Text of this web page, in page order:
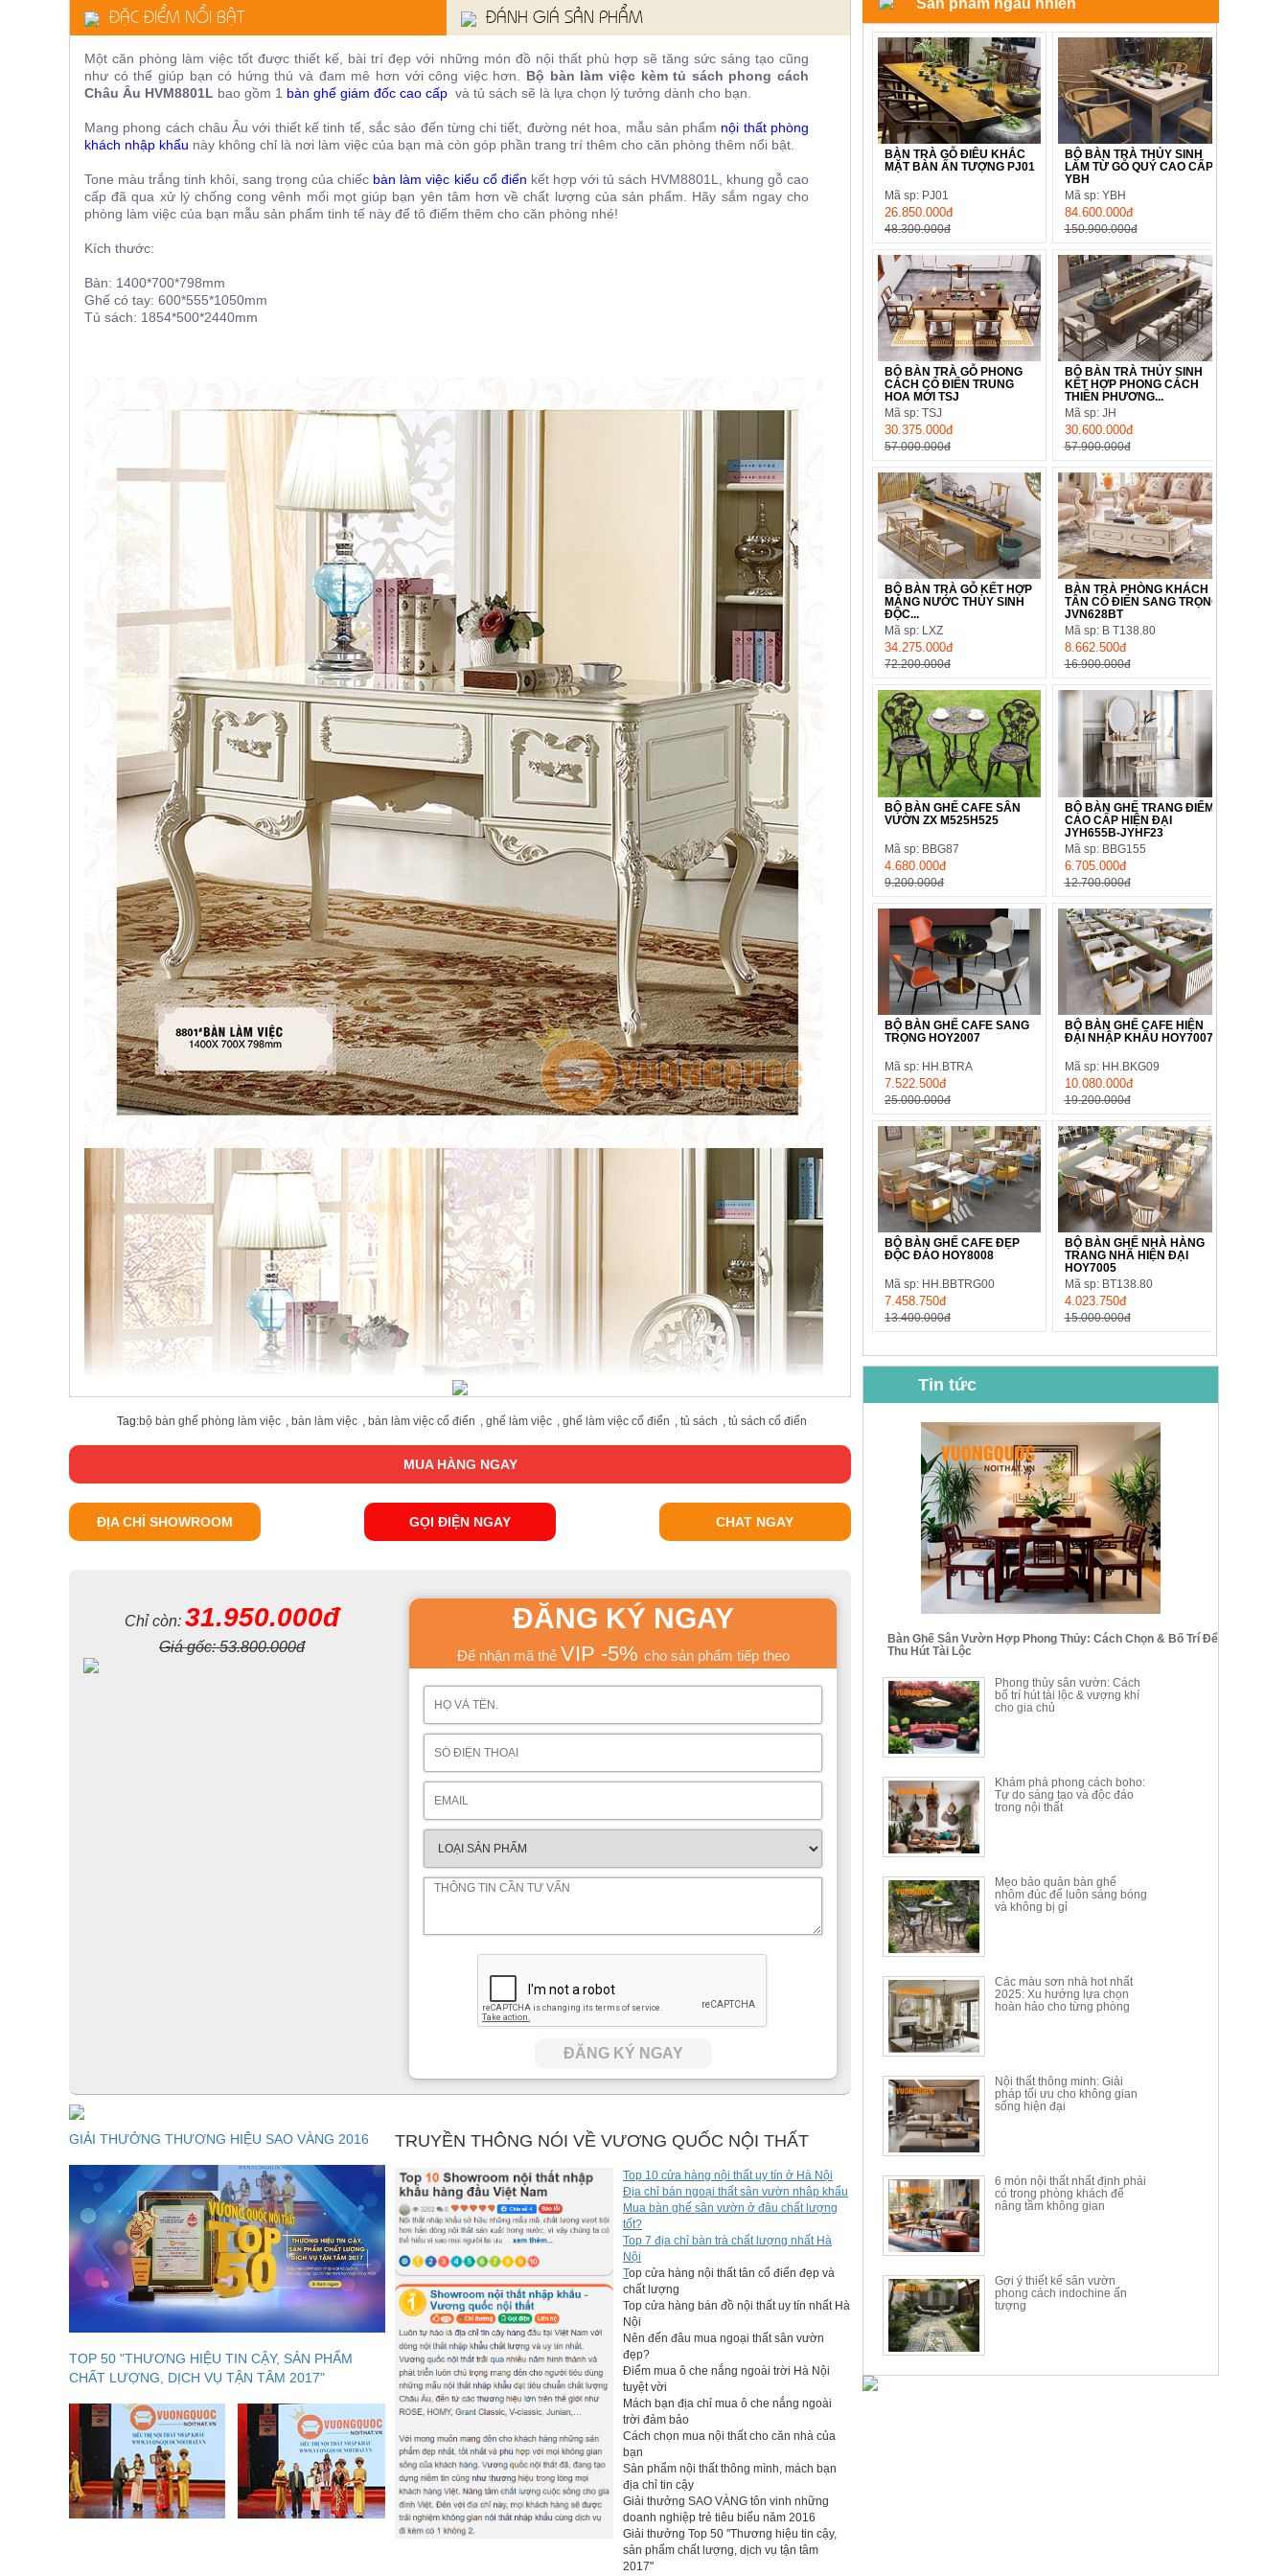
ĐẶC ĐIỂM NỔI BẬT ĐÁNH GIÁ SẢN PHẨM
Một căn phòng làm việc tốt được thiết kế, bài trí đẹp với những món đồ nội thất phù hợp sẽ tăng sức sáng tạo cũng
như có thể giúp bạn có hứng thú và đam mê hơn với công việc hơn. Bộ bàn làm việc kèm tủ sách phong cách
Châu Âu HVM8801L bao gồm 1 bàn ghế giám đốc cao cấp và tủ sách sẽ là lựa chọn lý tưởng dành cho bạn.
Mang phong cách châu Âu với thiết kế tinh tế, sắc sảo đến từng chi tiết, đường nét hoa, mẫu sản phẩm nội thất phòng
khách nhập khẩu này không chỉ là nơi làm việc của bạn mà còn góp phần trang trí thêm cho căn phòng thêm nổi bật.
Tone màu trắng tinh khôi, sang trọng của chiếc bàn làm việc kiểu cổ điển kết hợp với tủ sách HVM8801L, khung gỗ cao
cấp đã qua xử lý chống cong vênh mối mọt giúp bạn yên tâm hơn về chất lượng của sản phẩm. Hãy sắm ngay cho
phòng làm việc của bạn mẫu sản phẩm tinh tế này để tô điểm thêm cho căn phòng nhé!
Kích thước:
Bàn: 1400*700*798mm
Ghế có tay: 600*555*1050mm
Tủ sách: 1854*500*2440mm
Tag:bộ bàn ghế phòng làm việc , bàn làm việc , bàn làm việc cổ điển , ghế làm việc , ghế làm việc cổ điển , tủ sách , tủ sách cổ điển
MUA HÀNG NGAY
ĐỊA CHỈ SHOWROOM GỌI ĐIỆN NGAY CHAT NGAY
Chỉ còn: 31.950.000đ
Giá gốc:53.800.000đ
ĐĂNG KÝ NGAY
Để nhận mã thẻ VIP -5% cho sản phẩm tiếp theo
ĐĂNG KÝ NGAY
GIẢI THƯỞNG THƯƠNG HIỆU SAO VÀNG 2016
TOP 50 "THƯƠNG HIỆU TIN CẬY, SẢN PHẨM
CHẤT LƯỢNG, DỊCH VỤ TẬN TÂM 2017"
TRUYỀN THÔNG NÓI VỀ VƯƠNG QUỐC NỘI THẤT
Top 10 cửa hàng nội thất uy tín ở Hà Nội
Địa chỉ bán ngoại thất sân vườn nhâp khẩu
Mua bàn ghế sân vườn ở đâu chất lượng
tốt?
Top 7 địa chỉ bàn trà chất lượng nhất Hà
Nội
Top cửa hàng nội thất tân cổ điển đẹp và
chất lượng
Top cửa hàng bán đồ nội thất uy tín nhất Hà
Nội
Nên đến đâu mua ngoại thất sân vườn
đẹp?
Điểm mua ô che nắng ngoài trời Hà Nội
tuyệt vời
Mách bạn địa chỉ mua ô che nắng ngoài
trời đảm bảo
Cách chọn mua nội thất cho căn nhà của
bạn
Sản phẩm nội thất thông mình, mách bạn
địa chỉ tin cậy
Giải thưởng SAO VÀNG tôn vinh những
doanh nghiệp trẻ tiêu biểu năm 2016
Giải thưởng Top 50 "Thương hiệu tin cậy,
sản phẩm chất lượng, dịch vụ tận tâm
2017"
Sản phẩm ngẫu nhiên
BÀN TRÀ GỖ ĐIÊU KHẮC
MẶT BÀN ẤN TƯỢNG PJ01
Mã sp: PJ01
26.850.000đ
48.300.000đ
BỘ BÀN TRÀ THỦY SINH
LÀM TỪ GỖ QUÝ CAO CẤP
YBH
Mã sp: YBH
84.600.000đ
150.900.000đ
BỘ BÀN TRÀ GỖ PHONG
CÁCH CỔ ĐIỂN TRUNG
HOA MỚI TSJ
Mã sp: TSJ
30.375.000đ
57.000.000đ
BỘ BÀN TRÀ THỦY SINH
KẾT HỢP PHONG CÁCH
THIỀN PHƯƠNG...
Mã sp: JH
30.600.000đ
57.900.000đ
BỘ BÀN TRÀ GỖ KẾT HỢP
MÁNG NƯỚC THỦY SINH
ĐỘC...
Mã sp: LXZ
34.275.000đ
72.200.000đ
BÀN TRÀ PHÒNG KHÁCH
TÂN CỔ ĐIỂN SANG TRỌNG
JVN628BT
Mã sp: B T138.80
8.662.500đ
16.900.000đ
BỘ BÀN GHẾ CAFE SÂN
VƯỜN ZX M525H525
Mã sp: BBG87
4.680.000đ
9.200.000đ
BỘ BÀN GHẾ TRANG ĐIỂM
CAO CẤP HIỆN ĐẠI
JYH655B-JYHF23
Mã sp: BBG155
6.705.000đ
12.700.000đ
BỘ BÀN GHẾ CAFE SANG
TRỌNG HOY2007
Mã sp: HH.BTRA
7.522.500đ
25.000.000đ
BỘ BÀN GHẾ CAFE HIỆN
ĐẠI NHẬP KHẨU HOY7007
Mã sp: HH.BKG09
10.080.000đ
19.200.000đ
BỘ BÀN GHẾ CAFE ĐẸP
ĐỘC ĐÁO HOY8008
Mã sp: HH.BBTRG00
7.458.750đ
13.400.000đ
BỘ BÀN GHẾ NHÀ HÀNG
TRANG NHÃ HIỆN ĐẠI
HOY7005
Mã sp: BT138.80
4.023.750đ
15.000.000đ
BỘ BÀN GHẾ CAFE NHẬP
KHẨU CAO CẤP HOY7006
Mã sp: BT135
14.178.750đ
24.700.000đ
BỘ BÀN TRÀ GỖ TỰ NHIÊN
PHONG CÁCH TRUNG HOA
KIỂU MỚI...
Mã sp: BT138.80
20.250.000đ
39.150.000đ
BỘ BÀN TRÀ GỖ PHONG
CÁCH MỚI KẾT HỢP KHAY
NHÚNG TRÀ YDX
Mã sp: BT150.46
17.617.500đ
34.100.000đ
BỘ BÀN GHẾ CAFE KIỂU
DÁNG ĐƠN GIẢN HIỆN ĐẠI
HOY8010
BÀN GHẾ TRANG ĐIỂM
THÔNG MINH HIỆN ĐẠI
TÍCH HỢP SẠC...
Mã sp: HH.BTD08
6.510.000đ
BỘ BÀN ĂN ĐẢO MẶT ĐÁ
PHIẾN AK3699
Tin tức
Bàn Ghế Sân Vườn Hợp Phong Thủy: Cách Chọn & Bố Trí Để
Thu Hút Tài Lộc
Phong thủy sân vườn: Cách
bố trí hút tài lộc & vượng khí
cho gia chủ
Khám phá phong cách boho:
Tự do sáng tạo và độc đáo
trong nội thất
Mẹo bảo quản bàn ghế
nhôm đúc để luôn sáng bóng
và không bị gỉ
Các màu sơn nhà hot nhất
2025: Xu hướng lựa chọn
hoàn hảo cho từng phòng
Nội thất thông minh: Giải
pháp tối ưu cho không gian
sống hiện đại
6 món nội thất nhất định phải
có trong phòng khách để
nâng tầm không gian
Gợi ý thiết kế sân vườn
phong cách indochine ấn
tượng